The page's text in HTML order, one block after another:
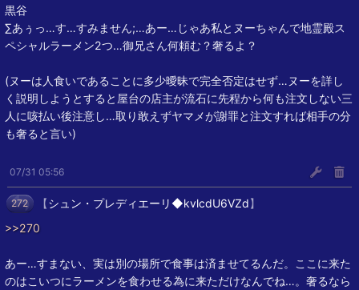
黒谷
∑あぅっ…す…すみません;…あー…じゃあ私とヌーちゃんで地霊殿ス
ペシャルラーメン2つ…御兄さん何頼む？奢るよ？
(ヌーは人食いであることに多少曖昧で完全否定はせず…ヌーを詳し
く説明しようとすると屋台の店主が流石に先程から何も注文しない三
人に咳払い後注意し…取り敢えずヤマメが謝罪と注文すれば相手の分
も奢ると言い)
07/31 05:56
272 【シュン・プレディエーリ◆kvlcdU6VZd】
>>270
あー…すまない、実は別の場所で食事は済ませてるんだ。ここに来た
のはこいつにラーメンを食わせる為に来ただけなんでね…。奢るなら